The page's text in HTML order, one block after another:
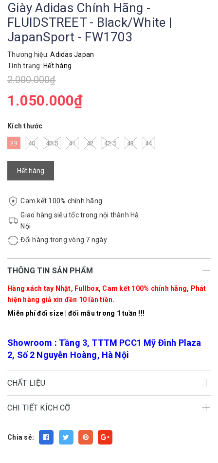
Giày Adidas Chính Hãng -
FLUIDSTREET - Black/White |
JapanSport - FW1703
Thương hiệu: Adidas Japan
Tình trạng: Hết hàng
2.000.000₫
1.050.000₫
Kích thước
39 40 40.5 41 42 42.5 43 44
Hết hàng
Cam kết 100% chính hãng
Giao hàng siêu tốc trong nội thành Hà
Nội
Đổi hàng trong vòng 7 ngày
THÔNG TIN SẢN PHẨM
Hàng xách tay Nhật, Fullbox, Cam kết 100% chính hãng, Phát
hiện hàng giả xin đền 10 lần tiền.
Miễn phí đổi size | đổi mẫu trong 1 tuần !!!
Showroom : Tầng 3, TTTM PCC1 Mỹ Đình Plaza
2, Số 2 Nguyễn Hoàng, Hà Nội
CHẤT LIỆU
CHI TIẾT KÍCH CỠ
Chia sẻ: